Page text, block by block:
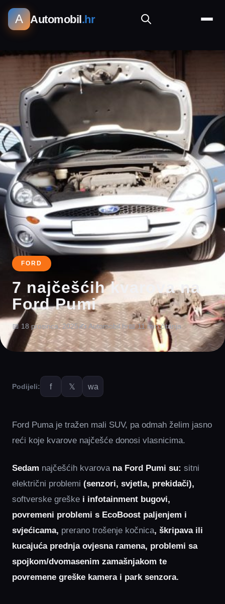
A Automobil.hr
FORD
7 najčešćih kvarova na
Ford Pumi
📅 18 prosinca, 2025✍️ Automobil.hr📖 11 min čitanja
Podijeli: f 𝕏 wa
Ford Puma je tražen mali SUV, pa odmah želim jasno
reći koje kvarove najčešće donosi vlasnicima.
Sedam najčešćih kvarovana Ford Pumi su: sitni
električni problemi (senzori, svjetla, prekidači),
softverske greške i infotainment bugovi,
povremeni problemi s EcoBoost paljenjem i
svjećicama, prerano trošenje kočnica, škripava ili
kucajuća prednja ovjesna ramena, problemi sa
spojkom/dvomasenim zamašnjakom te
povremene greške kamera i park senzora.